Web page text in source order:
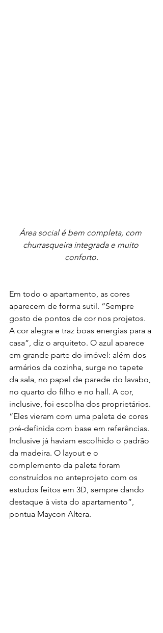
Área social é bem completa, com
churrasqueira integrada e muito
conforto.
Em todo o apartamento, as cores
aparecem de forma sutil. “Sempre
gosto de pontos de cor nos projetos.
A cor alegra e traz boas energias para a
casa”, diz o arquiteto. O azul aparece
em grande parte do imóvel: além dos
armários da cozinha, surge no tapete
da sala, no papel de parede do lavabo,
no quarto do filho e no hall. A cor,
inclusive, foi escolha dos proprietários.
“Eles vieram com uma paleta de cores
pré-definida com base em referências.
Inclusive já haviam escolhido o padrão
da madeira. O layout e o
complemento da paleta foram
construídos no anteprojeto com os
estudos feitos em 3D, sempre dando
destaque à vista do apartamento”,
pontua Maycon Altera.